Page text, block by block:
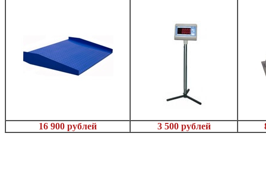
16 900 рублей 3 500 рублей